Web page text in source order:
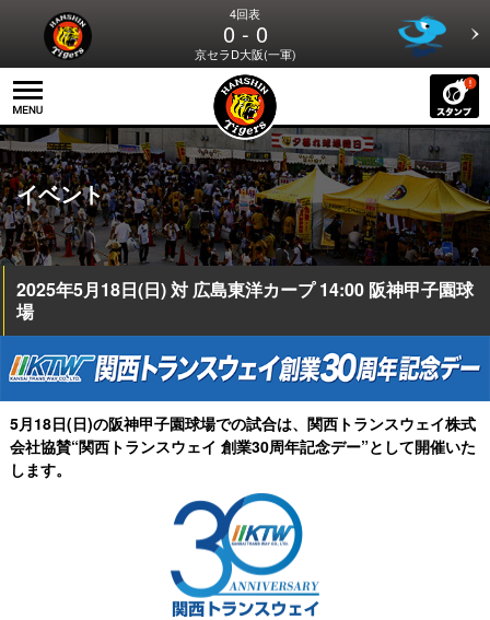
4回表
0 - 0
京セラD大阪(一軍)
イベント
2025年5月18日(日) 対 広島東洋カープ 14:00 阪神甲子園球
場
5月18日(日)の阪神甲子園球場での試合は、関西トランスウェイ株式
会社協賛“関西トランスウェイ 創業30周年記念デー”として開催いた
します。